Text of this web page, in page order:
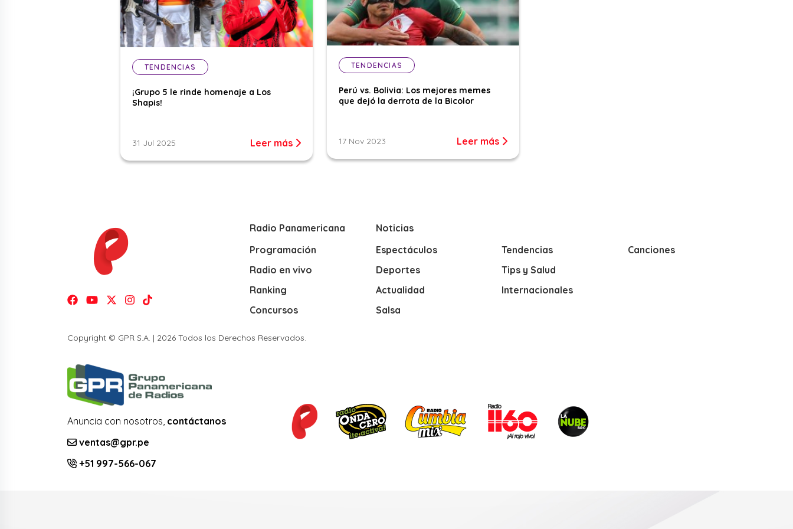
TENDENCIAS
¡Grupo 5 le rinde homenaje a Los
Shapis!
31 Jul 2025 Leer más
TENDENCIAS
Perú vs. Bolivia: Los mejores memes
que dejó la derrota de la Bicolor
17 Nov 2023 Leer más
Radio Panamericana
Programación
Radio en vivo
Ranking
Concursos
Noticias
Espectáculos
Deportes
Actualidad
Salsa
Tendencias
Tips y Salud
Internacionales
Canciones
Copyright © GPR S.A. | 2026 Todos los Derechos Reservados.
Anuncia con nosotros, contáctanos
ventas@gpr.pe
+51 997-566-067